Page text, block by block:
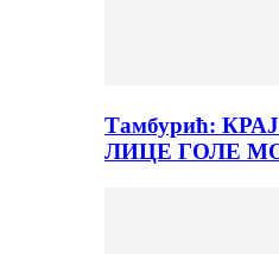
Тамбурић:
ЛИЦЕ ГОЛЕ